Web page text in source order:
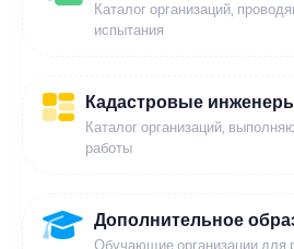
Каталог организаций,
испытания
Кадастровые
Каталог организаций,
работы
Дополнительное
Обучающие организации для